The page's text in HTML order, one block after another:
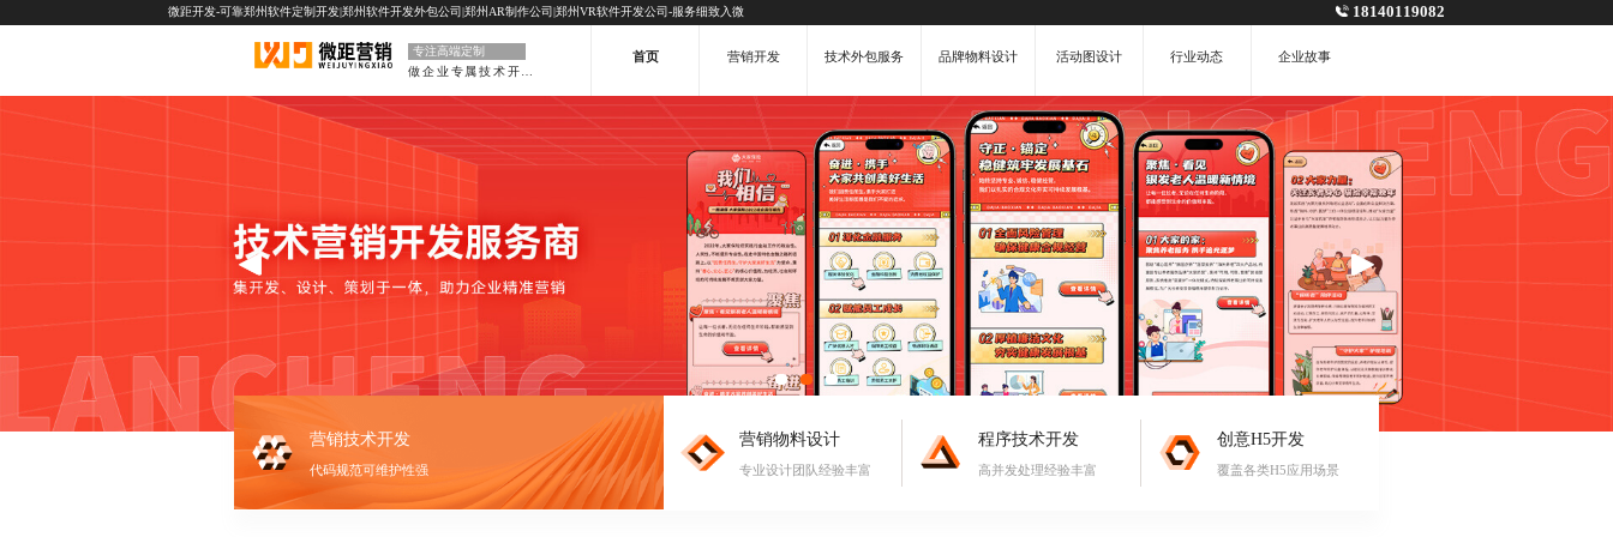
微距开发-可靠郑州软件定制开发|郑州软件开发外包公司|郑州AR制作公司|郑州VR软件开发公司-服务细致入微 18140119082
专注高端定制
首页 营销开发 技术外包服务 品牌物料设计 活动图设计 行业动态 企业故事
营销技术开发
代码规范可维护性强
营销物料设计
专业设计团队经验丰富
程序技术开发
高并发处理经验丰富
创意H5开发
覆盖各类H5应用场景